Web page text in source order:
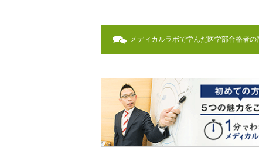
メディカルラボで学んだ医学部合格者の